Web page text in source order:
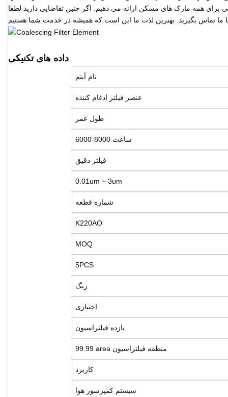
برای همه مارک های مسکن ارائه می دهیم. اگر چنین تقاضایی دارید لطفا
داده های تکنیکی
نام آیتم
عنصر فیلتر ادغام کننده
طول عمر
6000-8000 ساعت
فیلتر دقیق
0.01um ~ 3um
شماره قطعه
K220AO
MOQ
5PCS
رنگ
اختیاری
بازده فیلتراسیون
99.99 area منطقه فیلتراسیون
کاربرد
سیستم کمپرسور هوا